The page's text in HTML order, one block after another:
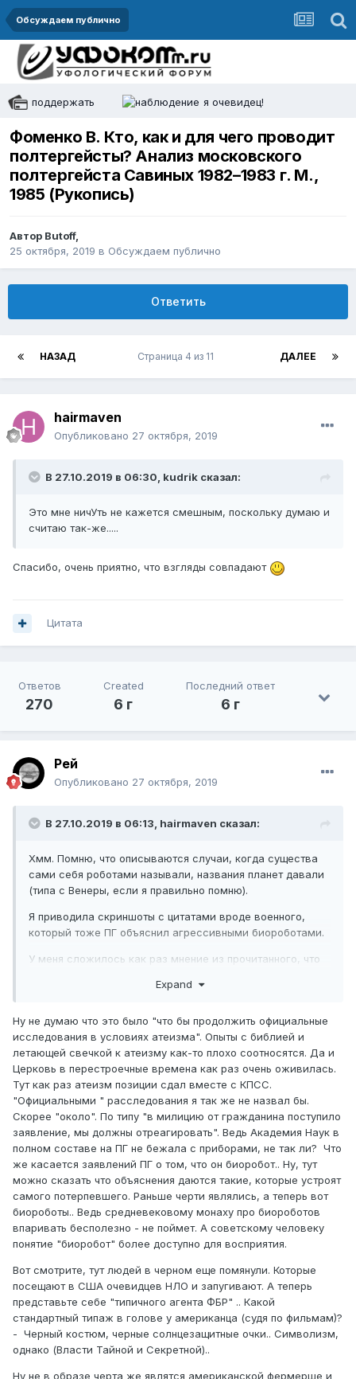
Обсуждаем публично
поддержать я очевидец!
Фоменко В. Кто, как и для чего проводит
полтергейсты? Анализ московского
полтергейста Савиных 1982–1983 г. М.,
1985 (Рукопись)
Автор Butoff,
25 октября, 2019 в Обсуждаем публично
Ответить
НАЗАД ДАЛЕЕ
Страница 4 из 11
hairmaven
Опубликовано 27 октября, 2019
В 27.10.2019 в 06:30, kudrik сказал:
Это мне ничУть не кажется смешным, поскольку думаю и
считаю так-же.....
Спасибо, очень приятно, что взгляды совпадают
Цитата
Ответов
270
Created
6 г
Последний ответ
6 г
Рей
Опубликовано 27 октября, 2019
В 27.10.2019 в 06:13, hairmaven сказал:
Хмм. Помню, что описываются случаи, когда существа
сами себя роботами называли, названия планет давали
(типа с Венеры, если я правильно помню).
Я приводила скриншоты с цитатами вроде военного,
который тоже ПГ объяснил агрессивными биороботами.
У меня сложилось как раз мнение из прочитанного, что
инопланетных пришельцев в тот период.
Но если это всё только было сделано для того, чтобы
продолжать официальные исследования в условиях
атеизма, то жаль, конечно, что я была введена в
заблуждение.
Expand
Ну не думаю что это было "что бы продолжить официальные
исследования в условиях атеизма". Опыты с библией и
летающей свечкой к атеизму как-то плохо соотносятся. Да и
Церковь в перестроечные времена как раз очень оживилась.
Тут как раз атеизм позиции сдал вместе с КПСС.
"Официальными " расследования я так же не назвал бы.
Скорее "около". По типу "в милицию от гражданина поступило
заявление, мы должны отреагировать". Ведь Академия Наук в
полном составе на ПГ не бежала с приборами, не так ли? Что
же касается заявлений ПГ о том, что он биоробот.. Ну, тут
можно сказать что объяснения даются такие, которые устроят
самого потерпевшего. Раньше черти являлись, а теперь вот
биороботы.. Ведь средневековому монаху про биороботов
впаривать бесполезно - не поймет. А советскому человеку
понятие "биоробот" более доступно для восприятия.
Вот смотрите, тут людей в черном еще помянули. Которые
посещают в США очевидцев НЛО и запугивают. А теперь
представьте себе "типичного агента ФБР" .. Какой
стандартный типаж в голове у американца (судя по фильмам)?
- Черный костюм, черные солнцезащитные очки.. Символизм,
однако (Власти Тайной и Секретной)..
Ну не в образе черта же являтся американской фермерше и